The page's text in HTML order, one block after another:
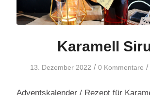
Karamell
13. Dezember 2022 / 0 Kommentare /
Adventskalender / Rezept für